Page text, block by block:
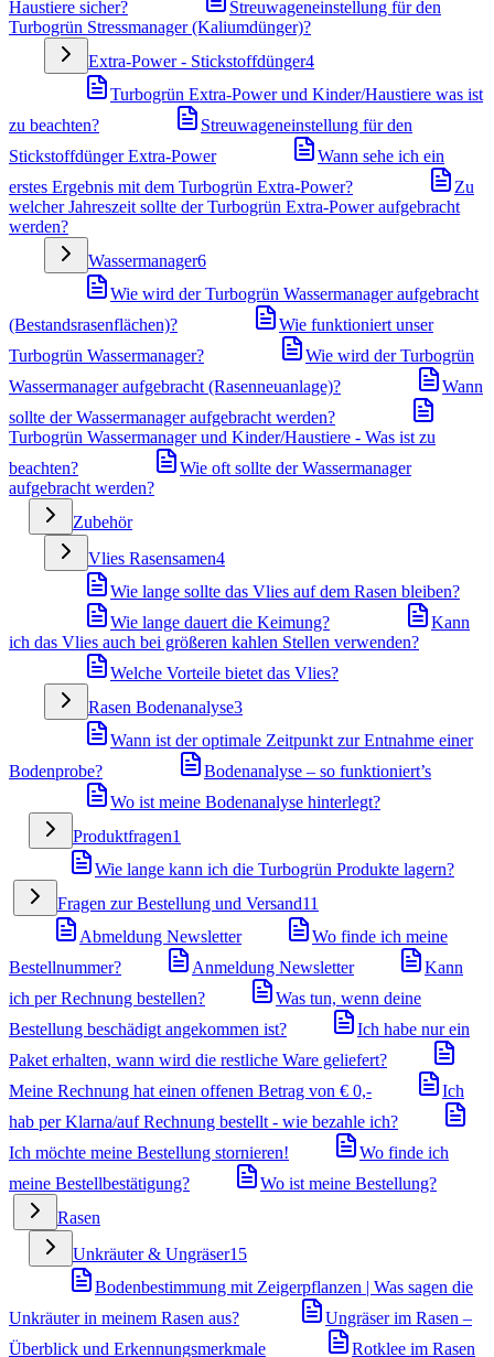
Haustiere sicher?
Streuwageneinstellung für den
Turbogrün Stressmanager (Kaliumdünger)?
Extra-Power - Stickstoffdünger4
Turbogrün Extra-Power und Kinder/Haustiere was ist
zu beachten?
Streuwageneinstellung für den
Stickstoffdünger Extra-Power
Wann sehe ich ein
erstes Ergebnis mit dem Turbogrün Extra-Power?
Zu
welcher Jahreszeit sollte der Turbogrün Extra-Power aufgebracht
werden?
Wassermanager6
Wie wird der Turbogrün Wassermanager aufgebracht
(Bestandsrasenflächen)?
Wie funktioniert unser
Turbogrün Wassermanager?
Wie wird der Turbogrün
Wassermanager aufgebracht (Rasenneuanlage)?
Wann
sollte der Wassermanager aufgebracht werden?
Turbogrün Wassermanager und Kinder/Haustiere - Was ist zu
beachten?
Wie oft sollte der Wassermanager
aufgebracht werden?
Zubehör
Vlies Rasensamen4
Wie lange sollte das Vlies auf dem Rasen bleiben?
Wie lange dauert die Keimung?
Kann
ich das Vlies auch bei größeren kahlen Stellen verwenden?
Welche Vorteile bietet das Vlies?
Rasen Bodenanalyse3
Wann ist der optimale Zeitpunkt zur Entnahme einer
Bodenprobe?
Bodenanalyse – so funktioniert’s
Wo ist meine Bodenanalyse hinterlegt?
Produktfragen1
Wie lange kann ich die Turbogrün Produkte lagern?
Fragen zur Bestellung und Versand11
Abmeldung Newsletter
Wo finde ich meine
Bestellnummer?
Anmeldung Newsletter
Kann
ich per Rechnung bestellen?
Was tun, wenn deine
Bestellung beschädigt angekommen ist?
Ich habe nur ein
Paket erhalten, wann wird die restliche Ware geliefert?
Meine Rechnung hat einen offenen Betrag von € 0,-
Ich
hab per Klarna/auf Rechnung bestellt - wie bezahle ich?
Ich möchte meine Bestellung stornieren!
Wo finde ich
meine Bestellbestätigung?
Wo ist meine Bestellung?
Rasen
Unkräuter & Ungräser15
Bodenbestimmung mit Zeigerpflanzen | Was sagen die
Unkräuter in meinem Rasen aus?
Ungräser im Rasen –
Überblick und Erkennungsmerkmale
Rotklee im Rasen